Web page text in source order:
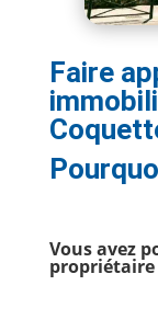
Faire
Vous avez
propriétaire